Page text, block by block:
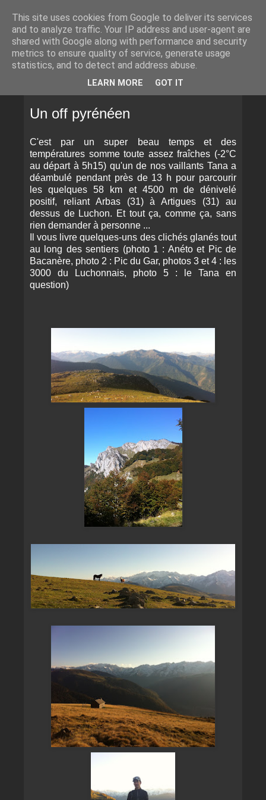
Un off pyrénéen
C'est par un super beau temps et des
températures somme toute assez fraîches (-2°C
au départ à 5h15) qu'un de nos vaillants Tana a
déambulé pendant près de 13 h pour parcourir
les quelques 58 km et 4500 m de dénivelé
positif, reliant Arbas (31) à Artigues (31) au
dessus de Luchon. Et tout ça, comme ça, sans
rien demander à personne ...
Il vous livre quelques-uns des clichés glanés tout
au long des sentiers (photo 1 : Anéto et Pic de
Bacanère, photo 2 : Pic du Gar, photos 3 et 4 : les
3000 du Luchonnais, photo 5 : le Tana en
question)
This site uses cookies from Google to deliver its services
and to analyze traffic. Your IP address and user-agent are
shared with Google along with performance and security
metrics to ensure quality of service, generate usage
statistics, and to detect and address abuse.
LEARN MORE GOT IT